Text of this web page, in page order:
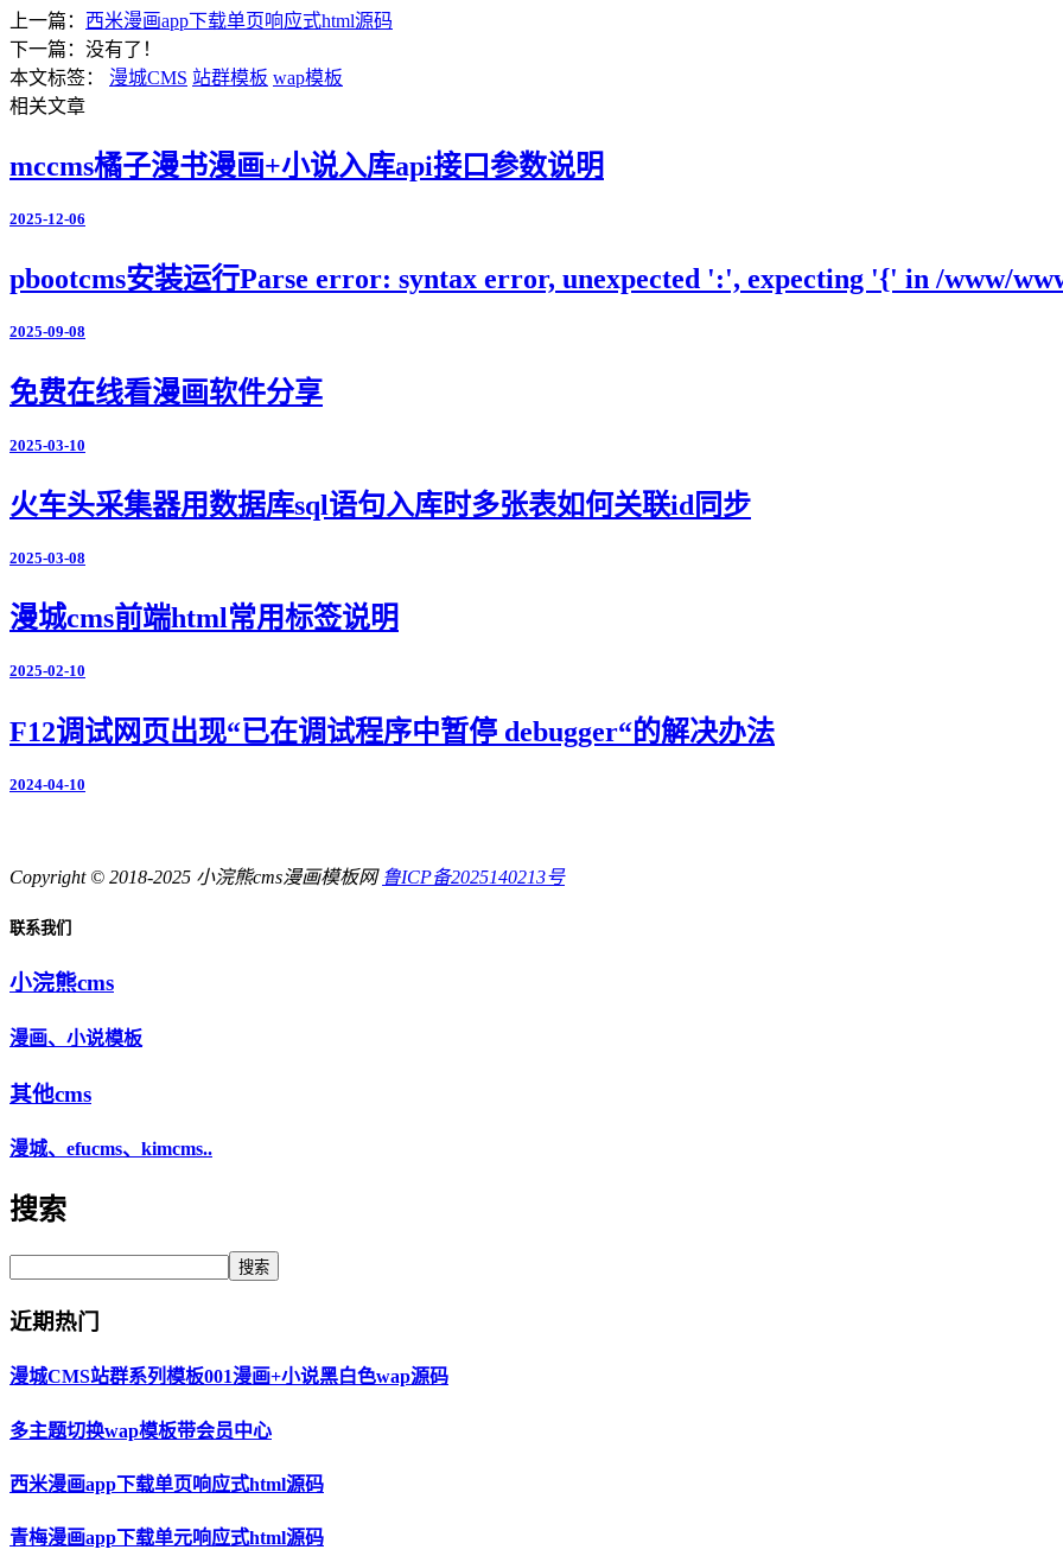
上一篇： 西米漫画app下载单页响应式html源码
下一篇：没有了！
本文标签： 漫城CMS 站群模板 wap模板
相关文章
mccms橘子漫书漫画+小说入库api接口参数说明
2025-12-06
pbootcms安装运行Parse error: syntax error, unexpected ':', expecting '{' in /www/
2025-09-08
免费在线看漫画软件分享
2025-03-10
火车头采集器用数据库sql语句入库时多张表如何关联id同步
2025-03-08
漫城cms前端html常用标签说明
2025-02-10
F12调试网页出现“已在调试程序中暂停 debugger“的解决办法
2024-04-10
Copyright © 2018-2025 小浣熊cms漫画模板网 鲁ICP备2025140213号
联系我们
小浣熊cms
漫画、小说模板
其他cms
漫城、efucms、kimcms..
搜索
搜索
近期热门
漫城CMS站群系列模板001漫画+小说黑白色wap源码
多主题切换wap模板带会员中心
西米漫画app下载单页响应式html源码
青梅漫画app下载单元响应式html源码